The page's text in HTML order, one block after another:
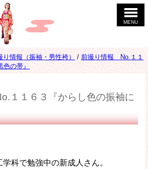
MENU
り情報（振袖・男性袴） / 前撮り情報 No.１１
色の帯』
１１６３『からし色の振袖に
科で勉強中の新成人さん。